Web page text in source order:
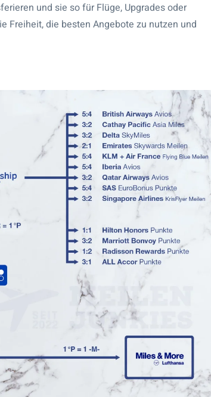
und sie so für Flüge, Upgrades oder
Freiheit, die besten Angebote zu nutzen und